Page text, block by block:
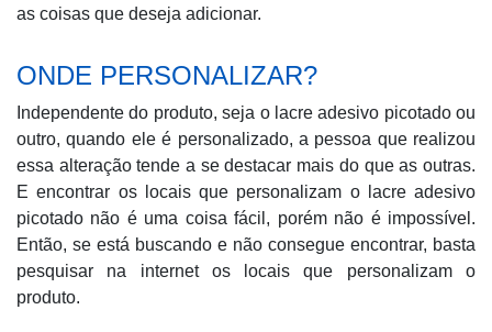
as coisas que deseja adicionar.
ONDE PERSONALIZAR?
Independente do produto, seja o lacre adesivo picotado ou
outro, quando ele é personalizado, a pessoa que realizou
essa alteração tende a se destacar mais do que as outras.
E encontrar os locais que personalizam o lacre adesivo
picotado não é uma coisa fácil, porém não é impossível.
Então, se está buscando e não consegue encontrar, basta
pesquisar na internet os locais que personalizam o
produto.